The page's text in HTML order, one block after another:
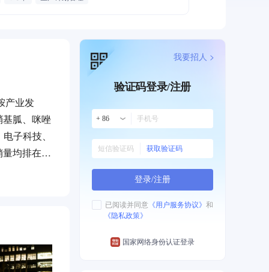
产业发
胍、咪唑
子科技、
均排在国
国家绿色
验证码登录/注册
+ 86
获取验证码
登录/注册
已阅读并同意 《用户服务协议》 和
《隐私政策》
国家网络身份认证登录
我要招人 >